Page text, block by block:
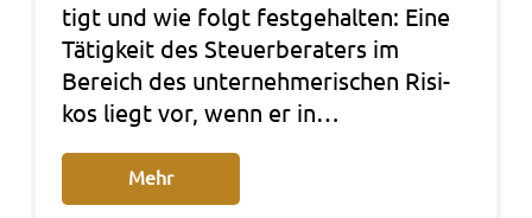
tigt und wie folgt fest­ge­hal­ten: Eine
Tätig­keit des Steu­er­be­ra­ters im
Bereich des unter­neh­me­ri­schen Risi­
kos liegt vor, wenn er in…
Mehr